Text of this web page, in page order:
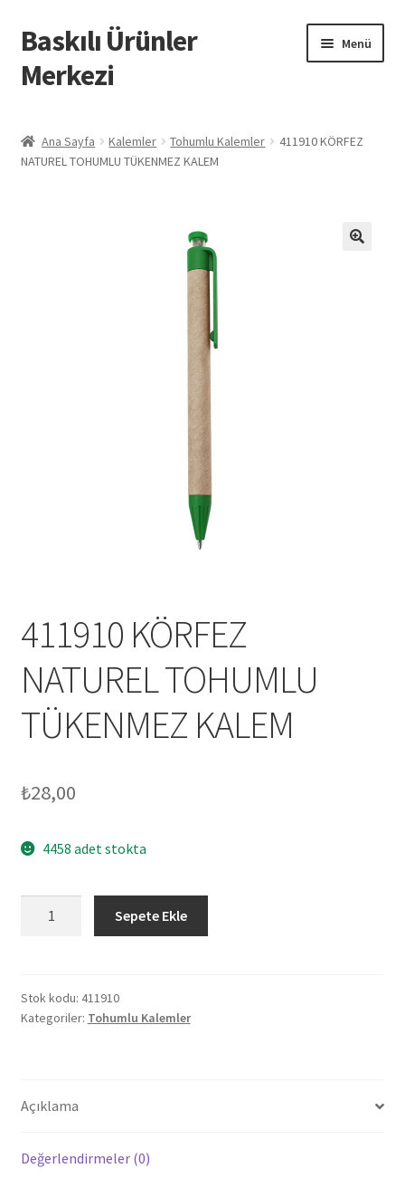
Dolaşıma
geç
İçeriğe
geç
Baskılı Ürünler
Merkezi
Menü
Baskılı Ürünler
Ana Sayfa Kalemler Tohumlu Kalemler
411910 KÖRFEZ
NATUREL TOHUMLU TÜKENMEZ KALEM
411910 KÖRFEZ
NATUREL TOHUMLU
TÜKENMEZ KALEM
₺28,00
4458 adet stokta
TÜKENMEZ
KALEM
Sepete Ekle
Stok kodu: 411910
Kategoriler: Tohumlu Kalemler
Açıklama
Değerlendirmeler (0)